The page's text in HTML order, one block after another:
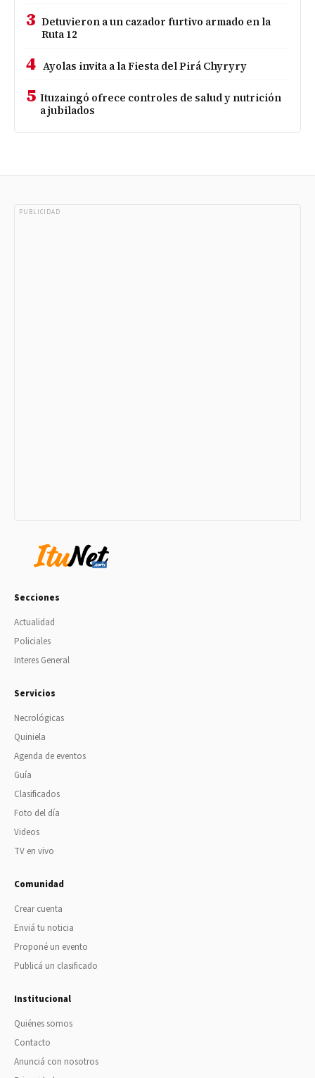
3 Detuvieron a un cazador furtivo armado en la
Ruta 12
4 Ayolas invita a la Fiesta del Pirá Chyryry
5 Ituzaingó ofrece controles de salud y nutrición
a jubilados
PUBLICIDAD
Secciones
Actualidad
Policiales
Interes General
Servicios
Necrológicas
Quiniela
Agenda de eventos
Guía
Clasificados
Foto del día
Videos
TV en vivo
Comunidad
Crear cuenta
Enviá tu noticia
Proponé un evento
Publicá un clasificado
Institucional
Quiénes somos
Contacto
Anunciá con nosotros